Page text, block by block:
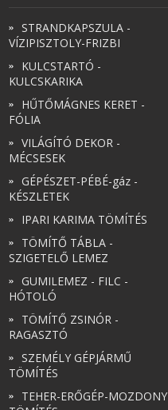
STRANDKAPSZULA -
VÍZIPISZTOLY-FRIZBI
KULCSTARTÓ -
KULCSKARIKA
HŰTŐMÁGNES KERET -
FÓLIA
VILÁGÍTÓ DEKOR -
MÉCSESEK
GÉPÉSZET-PÉBÉ-gáz -
KÉSZLETEK
IPARI KARIMA TÖMÍTÉS
TÖMÍTŐ TÁBLA -
SZIGETELŐ LEMEZ
GUMILEMEZ - FILC -
HÓTOLÓ
TÖMÍTŐ ZSINÓR -
RAGASZTÓ
SZEMÉLY GÉPJÁRMŰ
TÖMÍTÉS
TEHER-ERŐGÉP-MOZDONY